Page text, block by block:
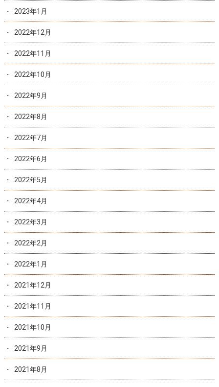
2023年1月
2022年12月
2022年11月
2022年10月
2022年9月
2022年8月
2022年7月
2022年6月
2022年5月
2022年4月
2022年3月
2022年2月
2022年1月
2021年12月
2021年11月
2021年10月
2021年9月
2021年8月